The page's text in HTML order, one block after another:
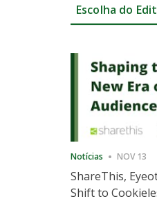
Escolha do
Notícias NOV 13
ShareThis,
Shift to